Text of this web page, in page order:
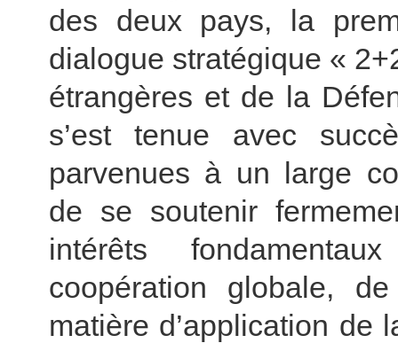
des deux pays, la
dialogue stratégique «
étrangères et de la
s’est tenue avec
parvenues à un large
de se soutenir
intérêts
coopération globale,
matière d’application de